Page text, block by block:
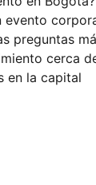
evento
preguntas
cerca
en la capital